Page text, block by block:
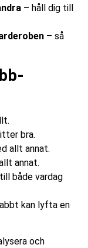
– håll dig till
– så
bra.
allt annat.
annat.
både vardag
kan lyfta en
och